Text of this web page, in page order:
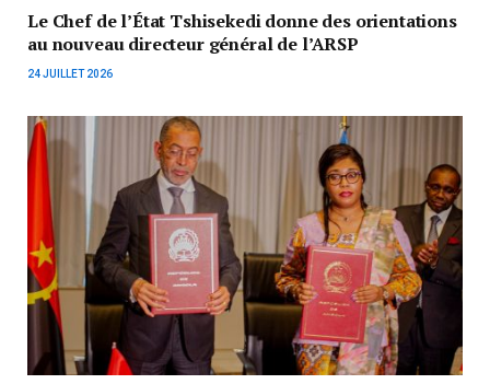
‎Le Chef de l’État Tshisekedi donne des orientations
au nouveau directeur général de l’ARSP
24 JUILLET 2026